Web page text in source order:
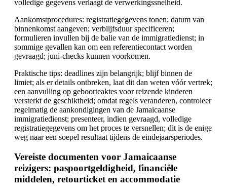
volledige gegevens verlaagt de verwerkingssnelheid.
Aankomstprocedures: registratiegegevens tonen; datum van
binnenkomst aangeven; verblijfsduur specificeren;
formulieren invullen bij de balie van de immigratiedienst; in
sommige gevallen kan om een referentiecontact worden
gevraagd; juni-checks kunnen voorkomen.
Praktische tips: deadlines zijn belangrijk; blijf binnen de
limiet; als er details ontbreken, laat dit dan weten vóór vertrek;
een aanvulling op geboorteaktes voor reizende kinderen
versterkt de geschiktheid; omdat regels veranderen, controleer
regelmatig de aankondigingen van de Jamaicaanse
immigratiedienst; presenteer, indien gevraagd, volledige
registratiegegevens om het proces te versnellen; dit is de enige
weg naar een soepel resultaat tijdens de eindejaarsperiodes.
Vereiste documenten voor Jamaicaanse
reizigers: paspoortgeldigheid, financiële
middelen, retourticket en accommodatie